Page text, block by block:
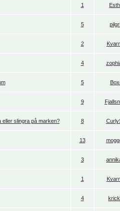
1
5
2
4
5
9
eller slingra på marken? 8
13
3
1
4